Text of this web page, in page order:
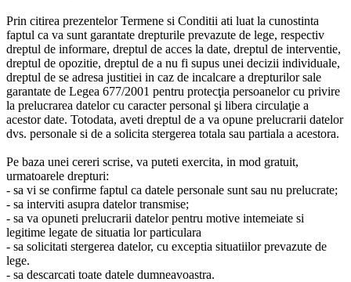
Prin citirea prezentelor Termene si Conditii ati luat la cunostinta
faptul ca va sunt garantate drepturile prevazute de lege, respectiv
dreptul de informare, dreptul de acces la date, dreptul de interventie,
dreptul de opozitie, dreptul de a nu fi supus unei decizii individuale,
dreptul de se adresa justitiei in caz de incalcare a drepturilor sale
garantate de Legea 677/2001 pentru protecţia persoanelor cu privire
la prelucrarea datelor cu caracter personal şi libera circulaţie a
acestor date. Totodata, aveti dreptul de a va opune prelucrarii datelor
dvs. personale si de a solicita stergerea totala sau partiala a acestora.
Pe baza unei cereri scrise, va puteti exercita, in mod gratuit,
urmatoarele drepturi:
- sa vi se confirme faptul ca datele personale sunt sau nu prelucrate;
- sa interviti asupra datelor transmise;
- sa va opuneti prelucrarii datelor pentru motive intemeiate si
legitime legate de situatia lor particulara
- sa solicitati stergerea datelor, cu exceptia situatiilor prevazute de
lege.
- sa descarcati toate datele dumneavoastra.